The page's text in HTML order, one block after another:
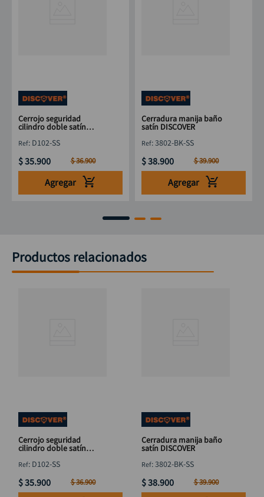
Cerrojo seguridad
cilindro doble satín
: D102-SS
$35.900 $36.900
Agregar
Cerradura manija baño
satín DISCOVER
:3802-BK-SS
$38.900 $39.900
Agregar
Productos relacionados
Cerrojo seguridad
cilindro doble satín
: D102-SS
$35.900 $36.900
Cerradura manija baño
satín DISCOVER
:3802-BK-SS
$38.900 $39.900